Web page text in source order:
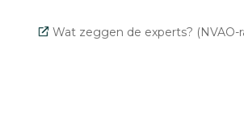
Wat zeggen de experts? (NVAO-